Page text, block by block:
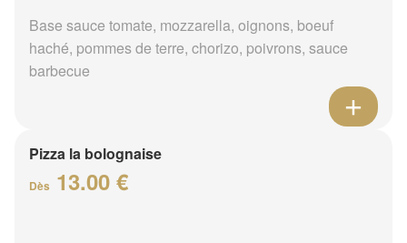
Base sauce tomate, mozzarella, oignons, boeuf
haché, pommes de terre, chorizo, poivrons, sauce
barbecue
Pizza la bolognaise
Dès 13.00 €